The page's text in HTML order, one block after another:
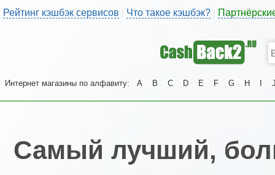
Рейтинг кэшбэк сервисов | Что такое кэшбэк?
Интернет магазины по алфавиту: A B C D E F G H
Самый лучший,